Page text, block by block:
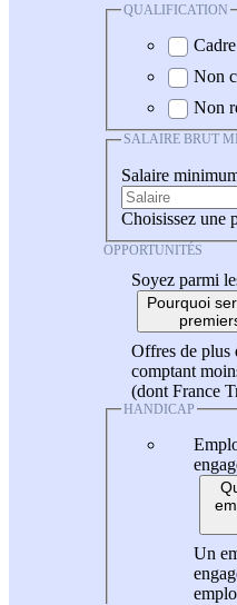
QUALIFICATION
Cadre
Non
Non
SALAIRE BRUT
Salaire
Choisissez une
OPPORTUNITÉS
Soyez parmi
Pourquoi
Offres de plus
comptant
(dont France
HANDICAP
Un